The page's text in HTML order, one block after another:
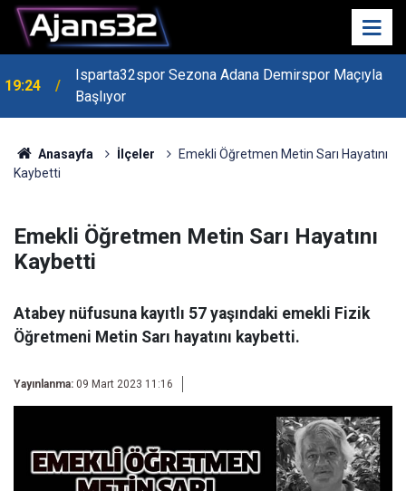
19:24
Isparta32spor Sezona Adana Demirspor Maçıyla
Başlıyor
Anasayfa İlçeler
Emekli Öğretmen Metin Sarı Hayatını
Kaybetti
Emekli Öğretmen Metin Sarı Hayatını
Kaybetti
Atabey nüfusuna kayıtlı 57 yaşındaki emekli Fizik
Öğretmeni Metin Sarı hayatını kaybetti.
Yayınlanma: 09 Mart 2023 11:16